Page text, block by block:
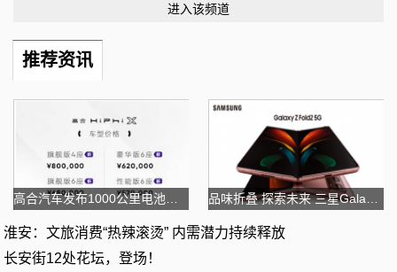
进入该频道
推荐资讯
淮安：文旅消费“热辣滚烫” 内需潜力持续释放
长安街12处花坛，登场！